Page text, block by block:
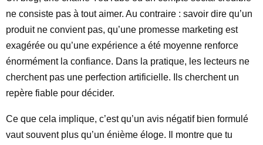
ne consiste pas à tout aimer. Au contraire : savoir dire qu’un
produit ne convient pas, qu’une promesse marketing est
exagérée ou qu’une expérience a été moyenne renforce
énormément la confiance. Dans la pratique, les lecteurs ne
cherchent pas une perfection artificielle. Ils cherchent un
repère fiable pour décider.
Ce que cela implique, c’est qu’un avis négatif bien formulé
vaut souvent plus qu’un énième éloge. Il montre que tu